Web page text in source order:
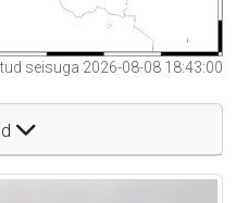
seisuga 2026-08-08 18:43:00